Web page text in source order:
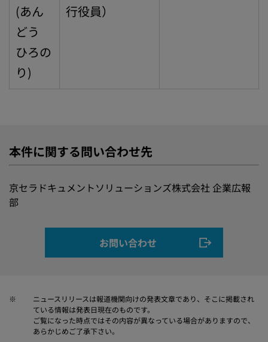
(あん
どう
ひろの
り)
行役員）
本件に関する問い合わせ先
京セラドキュメントソリューションズ株式会社 企業広報
部
お問い合わせ
※
ニュースリリースは報道機関向けの発表文章であり、そこに掲載され
ている情報は発表日現在のものです。
ご覧になった時点ではその内容が異なっている場合がありますので、
あらかじめご了承下さい。